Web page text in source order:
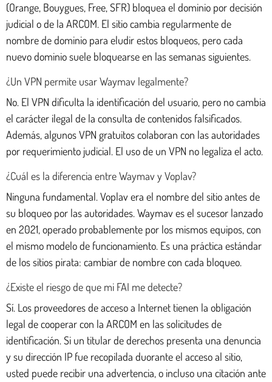
(Orange, Bouygues, Free, SFR) bloquea el dominio por decisión
judicial o de la ARCOM. El sitio cambia regularmente de
nombre de dominio para eludir estos bloqueos, pero cada
nuevo dominio suele bloquearse en las semanas siguientes.
¿Un VPN permite usar Waymav legalmente?
No. El VPN dificulta la identificación del usuario, pero no cambia
el carácter ilegal de la consulta de contenidos falsificados.
Además, algunos VPN gratuitos colaboran con las autoridades
por requerimiento judicial. El uso de un VPN no legaliza el acto.
¿Cuál es la diferencia entre Waymav y Voplav?
Ninguna fundamental. Voplav era el nombre del sitio antes de
su bloqueo por las autoridades. Waymav es el sucesor lanzado
en 2021, operado probablemente por los mismos equipos, con
el mismo modelo de funcionamiento. Es una práctica estándar
de los sitios pirata: cambiar de nombre con cada bloqueo.
¿Existe el riesgo de que mi FAI me detecte?
Sí. Los proveedores de acceso a Internet tienen la obligación
legal de cooperar con la ARCOM en las solicitudes de
identificación. Si un titular de derechos presenta una denuncia
y su dirección IP fue recopilada duorante el acceso al sitio,
usted puede recibir una advertencia, o incluso una citación ante